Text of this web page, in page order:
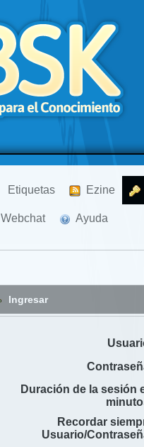
Etiquetas Ezine
Webchat Ayuda
Ingresar
Duración de la sesión
Recordar
Usuario/